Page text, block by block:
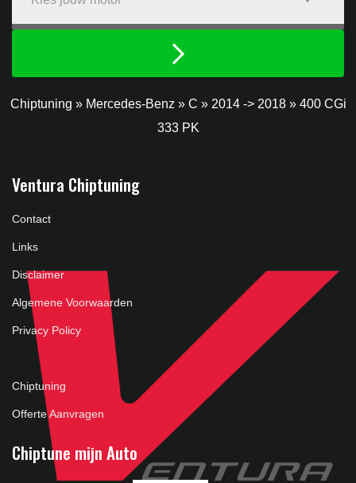
Chiptuning » Mercedes-Benz » C » 2014 -> 2018» 400 CGi
333 PK
Ventura Chiptuning
Contact
Links
Disclaimer
Algemene Voorwaarden
Privacy Policy
Chiptuning
Offerte Aanvragen
Chiptune mijn Auto